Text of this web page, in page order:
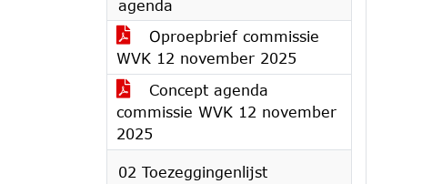
agenda
Oproepbrief commissie
WVK 12 november 2025
Concept agenda
commissie WVK 12 november
2025
02 Toezeggingenlijst